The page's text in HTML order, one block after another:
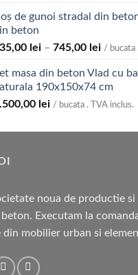
de gunoi stradal din
beton
lei – 745,00 leiInterval
prețuri:
635,00
până
745,00
/ bucata
masa din beton Vlad cu
190x150x74 cm
lei / bucata . TVA inclus.
noua de productie si
Executam la
mobilier urban si